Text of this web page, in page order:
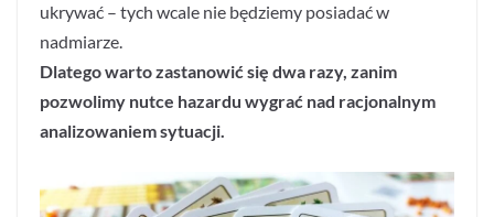
ukrywać – tych wcale nie będziemy posiadać w
nadmiarze.
Dlatego warto zastanowić się dwa razy, zanim
pozwolimy nutce hazardu wygrać nad racjonalnym
analizowaniem sytuacji.